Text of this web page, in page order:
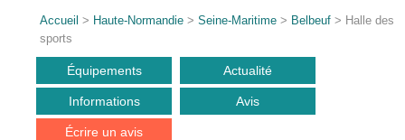
Accueil > Haute-Normandie >Seine-Maritime > Belbeuf > Halle des
sports
Équipements Actualité
Informations Avis
Écrire un avis